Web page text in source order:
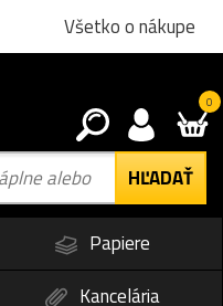
Všetko o nákupe
0
Papiere
Kancelária